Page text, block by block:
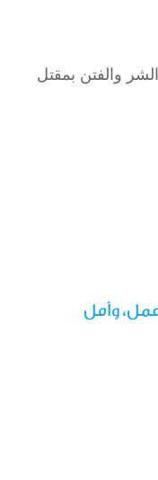
والفتن بمقتل
وأمل